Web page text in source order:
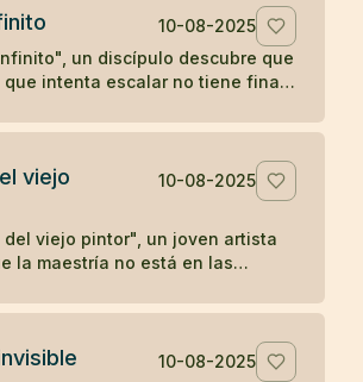
10-08-2025
un discípulo descubre que
que intenta escalar no tiene final,
viejo
10-08-2025
del viejo pintor", un joven artista
la maestría no está en las
aprendiendo una lección zen
10-08-2025